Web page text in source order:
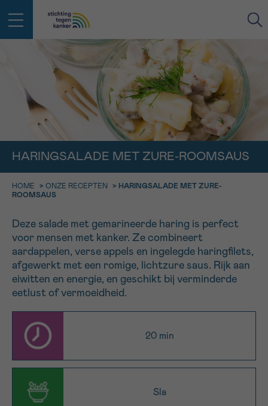
HARINGSALADE MET ZURE-ROOMSAUS
HOME > ONZE RECEPTEN > HARINGSALADE MET ZURE-
ROOMSAUS
Deze salade met gemarineerde haring is perfect
voor mensen met kanker. Ze combineert
aardappelen, verse appels en ingelegde haringfilets,
afgewerkt met een romige, lichtzure saus. Rijk aan
eiwitten en energie, en geschikt bij verminderde
eetlust of vermoeidheid.
20 min
Sla
NAAM
IN DE STRIJD TEGEN KANKER STA
JE NIET ALLEEN
Professionele medewerkers beantwoorden je vragen
Contacteer ons gratis
Bel ons op 0800 15 802
ma-vrij 9u tot 18u
Ik wil graag opgebeld worden
Meer weten over Kankerinfo
geen enkele diagnose
TERUG
NAAM
VOORNAAM
EMAIL
TERUG
Afspraak Vraag Gegevens Bevestiging
KIES DE TIJDSSPANNE VAN JE AFSPRAAK
11h-13h
13h-16h
16h-18h
Verder